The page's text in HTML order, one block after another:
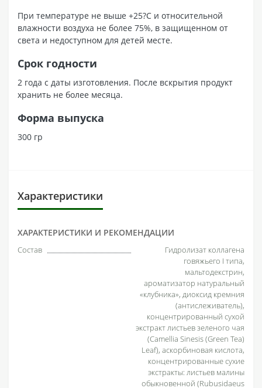
При температуре не выше +25?С и относительной
влажности воздуха не более 75%, в защищенном от
света и недоступном для детей месте.
Срок годности
2 года с даты изготовления. После вскрытия продукт
хранить не более месяца.
Форма выпуска
300 гр
Характеристики
ХАРАКТЕРИСТИКИ И РЕКОМЕНДАЦИИ
Состав
Гидролизат коллагена
говяжьего I типа,
мальтодекстрин,
ароматизатор натуральный
«клубника», диоксид кремния
(антислеживатель),
концентрированный сухой
экстракт листьев зеленого чая
(Camellia Sinesis (Green Tea)
Leaf), аскорбиновая кислота,
концентрированные сухие
экстракты: листьев малины
обыкновенной (Rubusidaeus